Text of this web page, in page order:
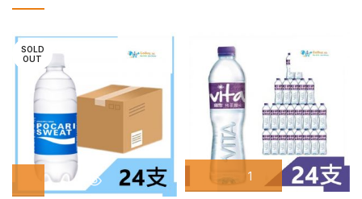
SOLD
OUT